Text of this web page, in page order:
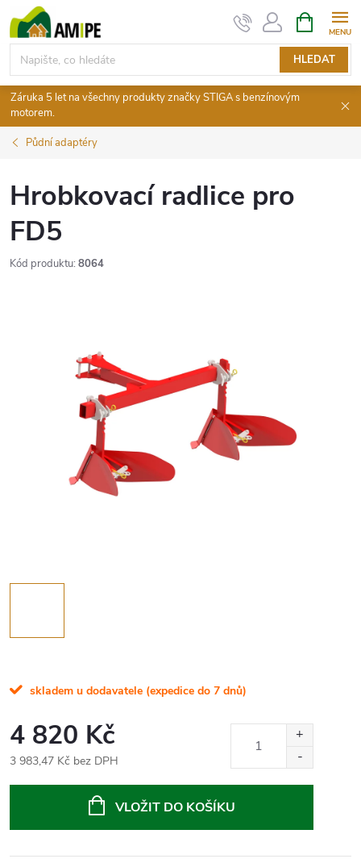
na
obsah
HLEDAT
NÁKUPNÍ
KOŠÍK
Záruka 5 let na všechny produkty značky STIGA s benzínovým
motorem.
Půdní adaptéry
Hrobkovací radlice pro
FD5
Kód produktu: 8064
skladem u dodavatele (expedice do 7 dnů)
4 820 Kč
3 983,47 Kč bez DPH
VLOŽIT DO KOŠÍKU